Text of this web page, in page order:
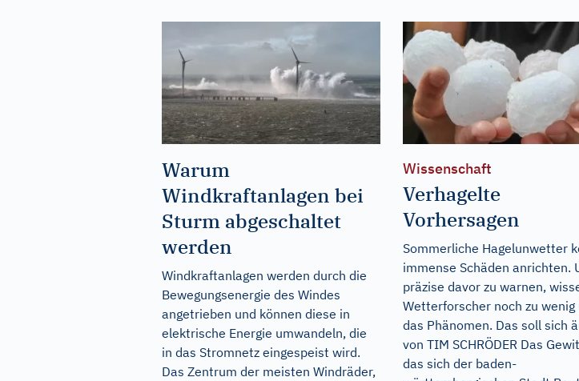
Warum
Windkraftanlagen bei
Sturm abgeschaltet
werden
Windkraftanlagen werden durch die
Bewegungsenergie des Windes
angetrieben und können diese in
elektrische Energie umwandeln, die
in das Stromnetz eingespeist wird.
Das Zentrum der meisten Windräder,
Wissenschaft
Verhagelte
Vorhersagen
Sommerliche Hagelunwetter
immense Schäden anrichten.
präzise davor zu warnen,
Wetterforscher noch zu wenig
das Phänomen. Das soll sich
von TIM SCHRÖDER Das
das sich der baden-